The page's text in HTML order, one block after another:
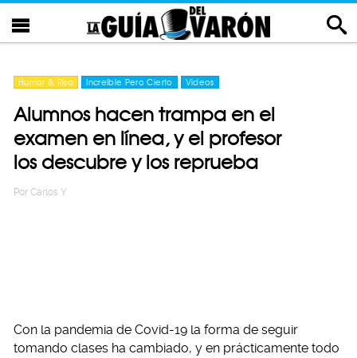
Humor & Risa Increíble Pero Cierto Videos
Alumnos hacen trampa en el
examen en línea, y el profesor
los descubre y los reprueba
Por Carlos Y
Con la pandemia de Covid-19 la forma de seguir
tomando clases ha cambiado, y en prácticamente todo